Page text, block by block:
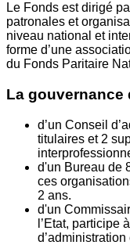
Le Fonds est dirigé
patronales et
niveau national et
forme d’une
du Fonds Paritaire
La gouvernance
d’un Conseil
titulaires et 2
d'un Bureau de
ces
2 ans.
d'un
l’Etat, participe